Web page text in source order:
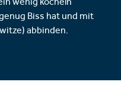
wenig köcheln
Biss hat und mit
abbinden.